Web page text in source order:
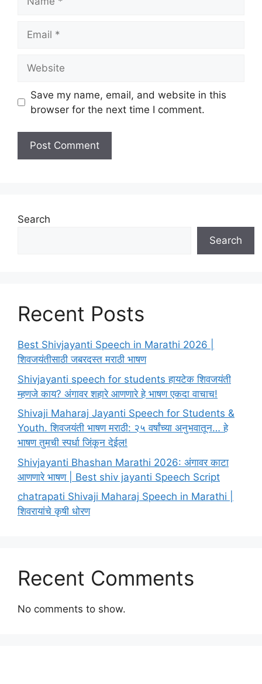
Save my name, email, and website in this
browser for the next time I comment.
Search
Search
Recent Posts
Best Shivjayanti Speech in Marathi 2026 |
शिवजयंतीसाठी जबरदस्त मराठी भाषण
Shivjayanti speech for students हायटेक शिवजयंती
म्हणजे काय? अंगावर शहारे आणणारे हे भाषण एकदा वाचाच!
Shivaji Maharaj Jayanti Speech for Students &
Youth. शिवजयंती भाषण मराठी: २५ वर्षांच्या अनुभवातून… हे
भाषण तुमची स्पर्धा जिंकून देईल!
Shivjayanti Bhashan Marathi 2026: अंगावर काटा
आणणारे भाषण | Best shiv jayanti Speech Script
chatrapati Shivaji Maharaj Speech in Marathi |
शिवरायांचे कृषी धोरण
Recent Comments
No comments to show.